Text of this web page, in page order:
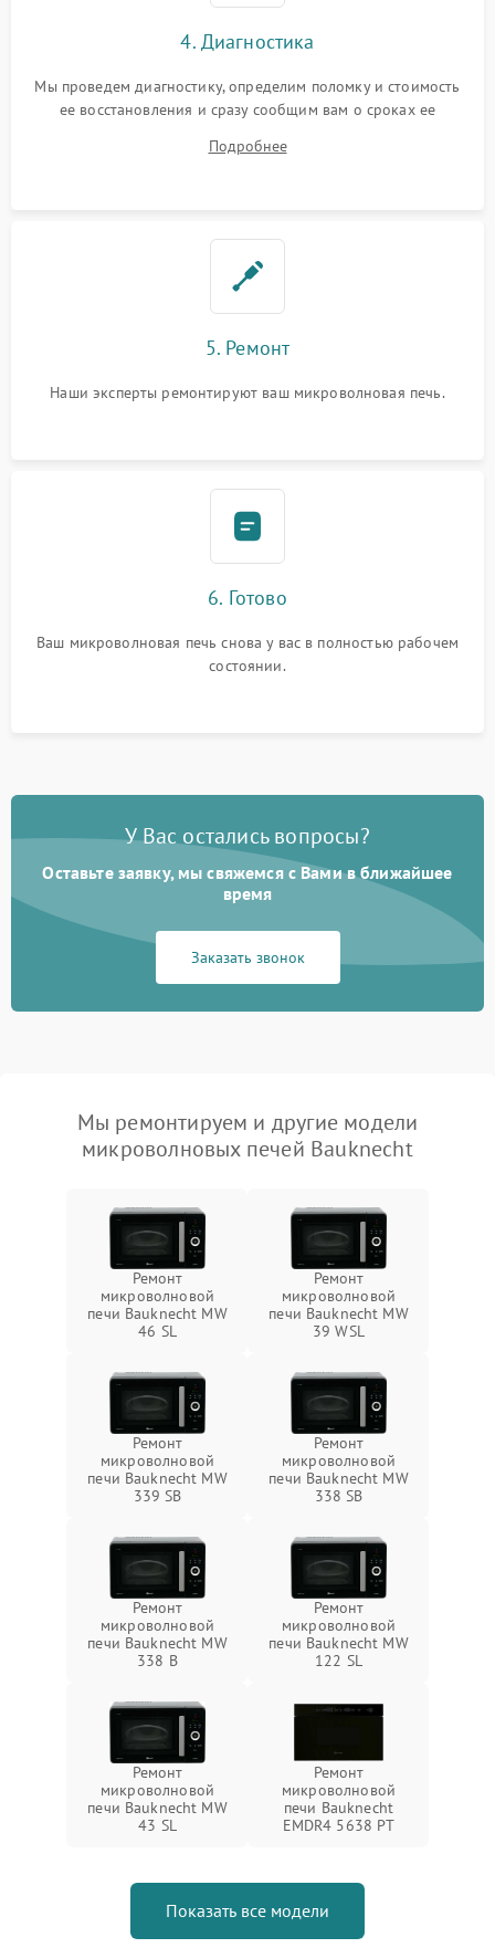
4. Диагностика
Мы проведем диагностику, определим поломку и стоимость
ее восстановления и сразу сообщим вам о сроках ее
Подробнее
5. Ремонт
Наши эксперты ремонтируют ваш микроволновая печь.
6. Готово
Ваш микроволновая печь снова у вас в полностью рабочем
состоянии.
У Вас остались вопросы?
Оставьте заявку, мы свяжемся с Вами в ближайшее
время
Заказать звонок
Мы ремонтируем и другие модели
микроволновых печей Bauknecht
Ремонт
микроволновой
печи Bauknecht MW
46 SL
Ремонт
микроволновой
печи Bauknecht MW
39 WSL
Ремонт
микроволновой
печи Bauknecht MW
339 SB
Ремонт
микроволновой
печи Bauknecht MW
338 SB
Ремонт
микроволновой
печи Bauknecht MW
338 B
Ремонт
микроволновой
печи Bauknecht MW
122 SL
Ремонт
микроволновой
печи Bauknecht MW
43 SL
Ремонт
микроволновой
печи Bauknecht
EMDR4 5638 PT
Показать все модели